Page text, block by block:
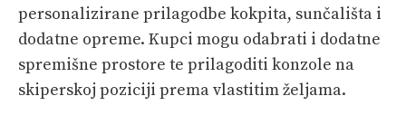
personalizirane prilagodbe kokpita, sunčališta i
dodatne opreme. Kupci mogu odabrati i dodatne
spremišne prostore te prilagoditi konzole na
skiperskoj poziciji prema vlastitim željama.